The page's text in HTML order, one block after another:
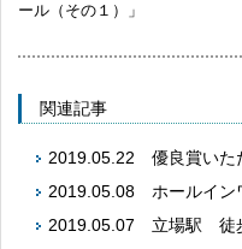
ール（その１）」
関連記事
2019.05.22 優良賞いた
2019.05.08 ホールイン
2019.05.07 立場駅 徒